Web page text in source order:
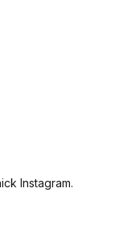
Instagram.